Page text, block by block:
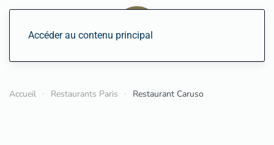
Accéder au contenu principal
Accueil Restaurants Paris Restaurant Caruso